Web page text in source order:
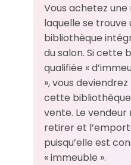
Vous achetez une
laquelle se trouve
bibliothèque
du salon. Si cette
qualifiée «
», vous
cette
vente. Le
retirer et
puisqu’elle est
« immeuble ».